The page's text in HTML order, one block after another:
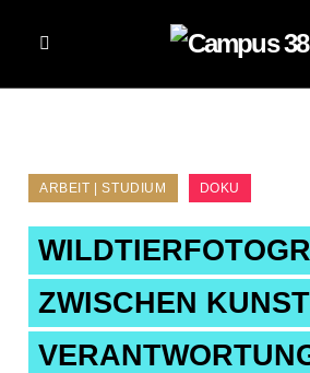
ARBEIT | STUDIUM DOKU
ZWISCHEN